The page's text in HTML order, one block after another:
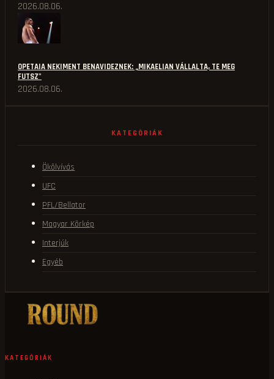
2026.08.06.
OPETAIA NEKIMENT BENAVIDEZNEK: „MIKAELIAN VÁLLALTA, TE MEG
FUTSZ"
2026.08.06.
KATEGÓRIÁK
Ökölvívás
UFC
PFL/Bellator
Magyar Körkép
Interjúk
Egyéb
KATEGÓRIÁK